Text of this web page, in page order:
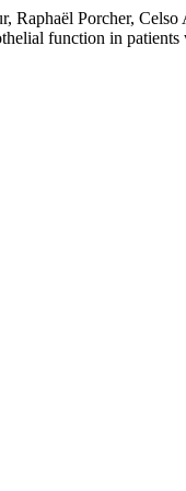
Raphaël Porcher,
function in